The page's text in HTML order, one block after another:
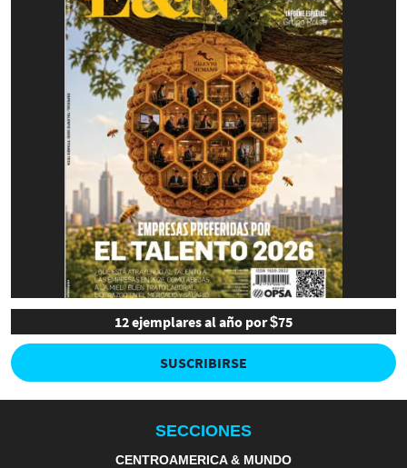
12 ejemplares al año por $75
SUSCRIBIRSE
SECCIONES
CENTROAMERICA & MUNDO